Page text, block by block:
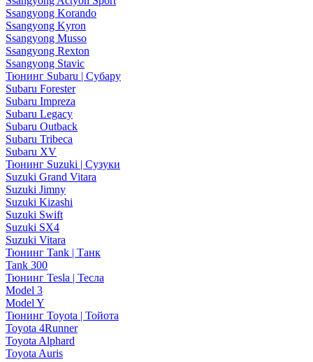
Ssangyong Korando
Ssangyong Kyron
Ssangyong Musso
Ssangyong Rexton
Ssangyong Stavic
Тюнинг Subaru | Субару
Subaru Forester
Subaru Impreza
Subaru Legacy
Subaru Outback
Subaru Tribeca
Subaru XV
Тюнинг Suzuki | Сузуки
Suzuki Grand Vitara
Suzuki Jimny
Suzuki Kizashi
Suzuki Swift
Suzuki SX4
Suzuki Vitara
Тюнинг Tank | Танк
Tank 300
Тюнинг Tesla | Тесла
Model 3
Model Y
Тюнинг Toyota | Тойота
Toyota 4Runner
Toyota Alphard
Toyota Auris